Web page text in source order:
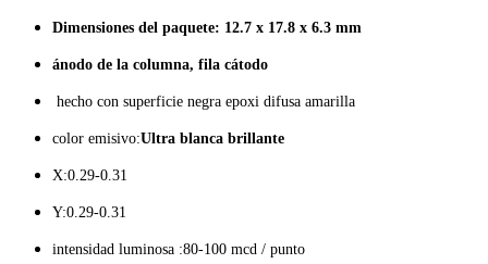
Dimensiones del paquete: 12.7 x 17.8 x 6.3 mm
ánodo de la columna, fila cátodo
hecho con superficie negra epoxi difusa amarilla
color emisivo:Ultra blanca brillante
X:0.29-0.31
Y:0.29-0.31
intensidad luminosa :80-100 mcd / punto